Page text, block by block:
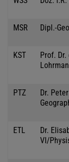
MSR Dipl.-
KST
Prof.
PTZ
Dr.
ETL
Dr.
VI/